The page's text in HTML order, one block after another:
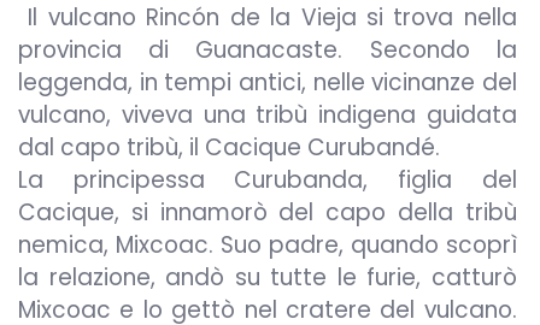
Il vulcano Rincón de la Vieja si trova nella
provincia di Guanacaste. Secondo la
leggenda, in tempi antici, nelle vicinanze del
vulcano, viveva una tribù indigena guidata
dal capo tribù, il Cacique Curubandé.
La principessa Curubanda, figlia del
Cacique, si innamorò del capo della tribù
nemica, Mixcoac. Suo padre, quando scoprì
la relazione, andò su tutte le furie, catturò
Mixcoac e lo gettò nel cratere del vulcano.